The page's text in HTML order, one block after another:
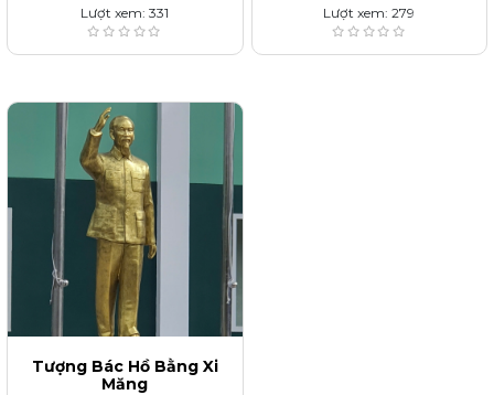
Lượt xem: 331
Lượt xem: 279
Tượng Bác Hồ Bằng Xi
Măng